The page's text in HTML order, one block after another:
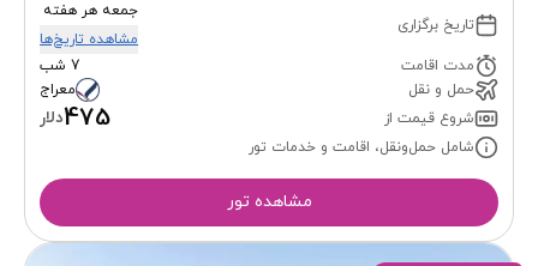
تاریخ برگزاری
جمعه هر هفته
مشاهده تاریخ‌ها
مدت اقامت
7 شب
حمل و نقل
معراج
شروع قیمت از
475دلار
شامل حمل‌ونقل، اقامت و خدمات تور
مشاهده تور